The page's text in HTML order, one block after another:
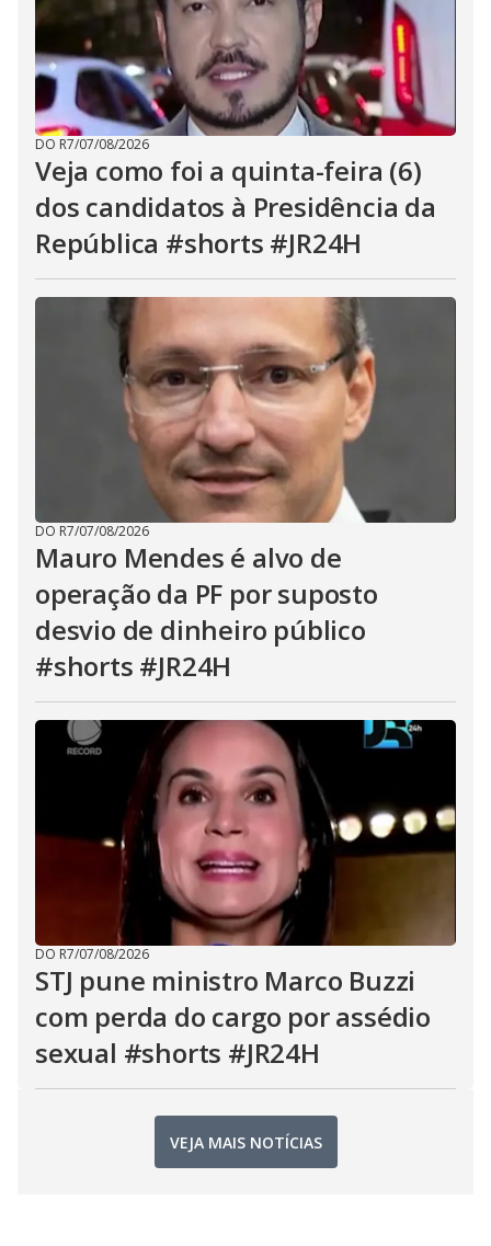
DO R7/07/08/2026
Veja como foi a quinta-feira (6)
dos candidatos à Presidência da
República #shorts #JR24H
DO R7/07/08/2026
Mauro Mendes é alvo de
operação da PF por suposto
desvio de dinheiro público
#shorts #JR24H
DO R7/07/08/2026
STJ pune ministro Marco Buzzi
com perda do cargo por assédio
sexual #shorts #JR24H
VEJA MAIS NOTÍCIAS